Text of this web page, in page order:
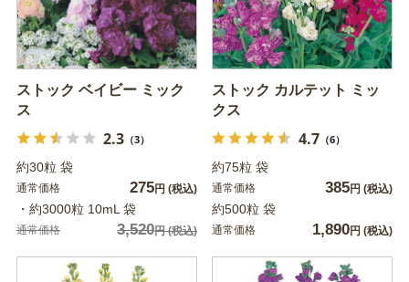
ストック ベイビー ミック
ス
2.3（3）
約30粒 袋
通常価格 275円 (税込)
・約3000粒 10mL 袋
通常価格 3,520円(税込)
ストック カルテット ミッ
クス
4.7（6）
約75粒 袋
通常価格 385円 (税込)
約500粒 袋
通常価格 1,890円 (税込)